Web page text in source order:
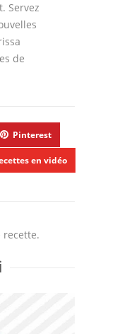
Servez
de
Pinterest
en vidéo